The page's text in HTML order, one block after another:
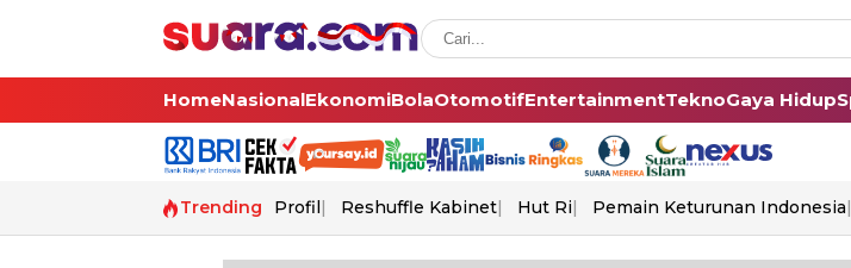
HomeNasionalEkonomiBolaOtomotifEntertainmentTeknoGaya Hidup
Trending Profil Reshuffle Kabinet Hut Ri Pemain Keturunan Indonesia